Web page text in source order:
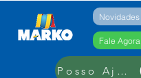
Novidades
Fale Agora
Posso Ajudar??